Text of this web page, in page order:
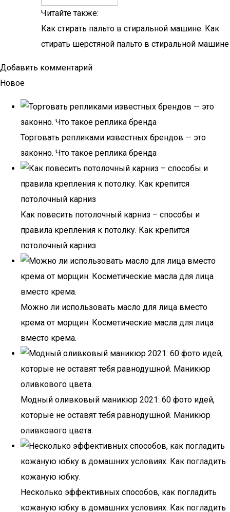
Читайте также:
Как стирать пальто в стиральной машине. Как
стирать шерстяной пальто в стиральной машине
Добавить комментарий
Новое
Торговать репликами известных брендов — это
законно. Что такое реплика бренда
Как повесить потолочный карниз – способы и
правила крепления к потолку. Как крепится
потолочный карниз
Можно ли использовать масло для лица вместо
крема от морщин. Косметические масла для лица
вместо крема.
Модный оливковый маникюр 2021: 60 фото идей,
которые не оставят тебя равнодушной. Маникюр
оливкового цвета.
Несколько эффективных способов, как погладить
кожаную юбку в домашних условиях. Как погладить